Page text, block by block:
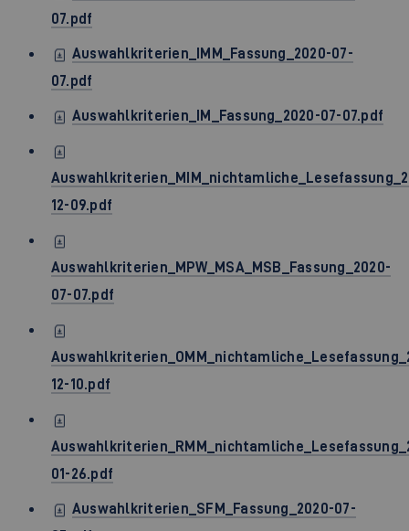
07.pdf
Auswahlkriterien_IMM_Fassung_2020-07-
07.pdf
Auswahlkriterien_IM_Fassung_2020-07-07.pdf
12-09.pdf
Auswahlkriterien_MPW_MSA_MSB_Fassung_2020-
07-07.pdf
12-10.pdf
01-26.pdf
Auswahlkriterien_SFM_Fassung_2020-07-